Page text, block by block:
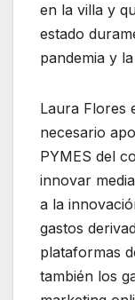
en la villa y
estado
pandemia y
Laura Flores
necesario
PYMES del
innovar
a la
gastos
plataformas
también los